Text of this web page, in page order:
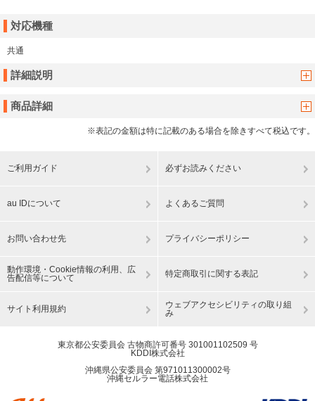
対応機種
共通
詳細説明
商品詳細
※表記の金額は特に記載のある場合を除きすべて税込です。
ご利用ガイド 必ずお読みください
au IDについて よくあるご質問
お問い合わせ先 プライバシーポリシー
動作環境・Cookie情報の利用、広
告配信等について
特定商取引に関する表記
サイト利用規約
ウェブアクセシビリティの取り組
み
東京都公安委員会 古物商許可番号 301001102509 号
KDDI株式会社
沖縄県公安委員会 第971011300002号
沖縄セルラー電話株式会社